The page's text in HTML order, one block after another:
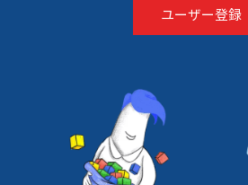
ユーザー登録